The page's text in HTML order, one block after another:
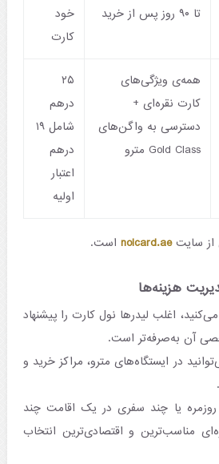
تا ۹۰ روز پس از خرید
خود
کارت
همه‌ی ویژگی‌های
کارت نقره‌ای +
دسترسی به واگن‌های
Gold Class مترو
۲۵
درهم
شامل ۱۹
درهم
اعتبار
اولیه
از سایتnolcard.aeاست.
هزینه‌ها
اغلب لیدرها نول کارت را پیشنهاد
آن به‌صرفه‌تر است.
در ایستگاه‌های مترو، مراکز خرید و
یا چند سفری در یک اقامت چند
مناسب‌ترین و اقتصادی‌ترین انتخاب